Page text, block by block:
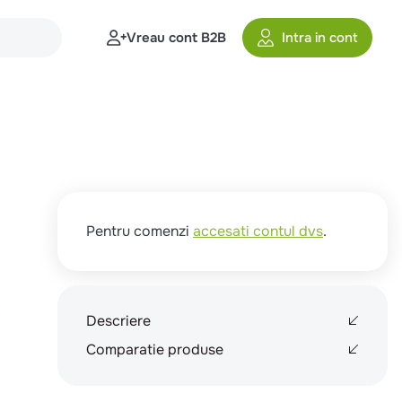
Vreau cont B2B Intra in cont
Pentru comenzi accesati contul dvs.
Descriere
Comparatie produse